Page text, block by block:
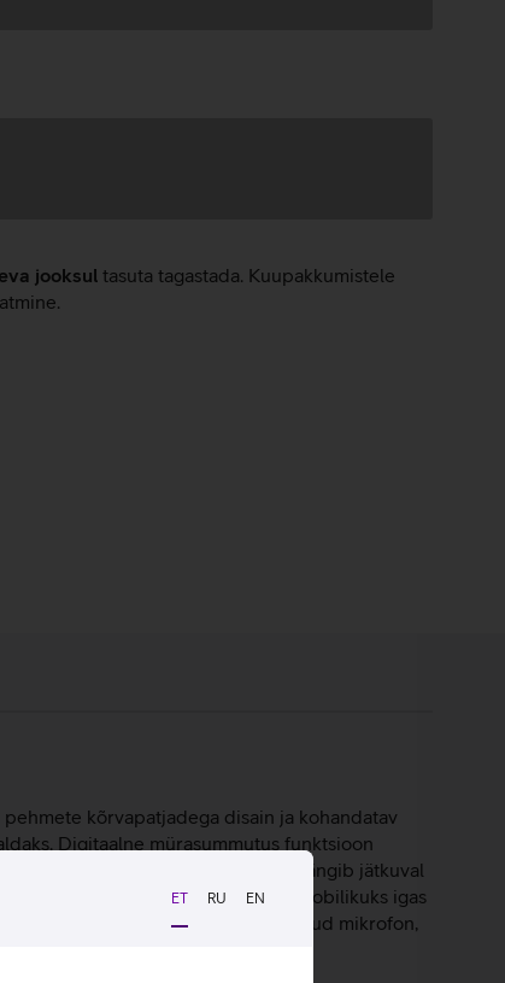
ET RU EN
jooksul tasuta tagastada. Kuupakkumistele
kõrvapatjadega disain ja kohandatav
Digitaalne mürasummutus funktsioon
helisid nagu liiklus, kuid taustal mängib jätkuval
kostuva mürataseme sobilikuks igas
Lisaks on klappidel integreeritud mikrofon,